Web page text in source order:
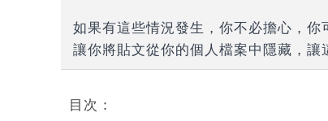
如果有這些情況發生，你不必擔心，
讓你將貼文從你的個人檔案中隱藏，讓
目次：